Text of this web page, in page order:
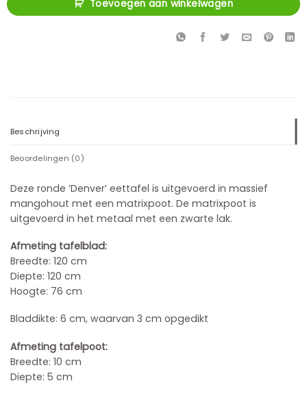
Toevoegen aan winkelwagen
Beschrijving
Beoordelingen (0)
Deze ronde ‘Denver’ eettafel is uitgevoerd in massief
mangohout met een matrixpoot. De matrixpoot is
uitgevoerd in het metaal met een zwarte lak.
Afmeting tafelblad:
Breedte: 120 cm
Diepte: 120 cm
Hoogte: 76 cm
Bladdikte: 6 cm, waarvan 3 cm opgedikt
Afmeting tafelpoot:
Breedte: 10 cm
Diepte: 5 cm